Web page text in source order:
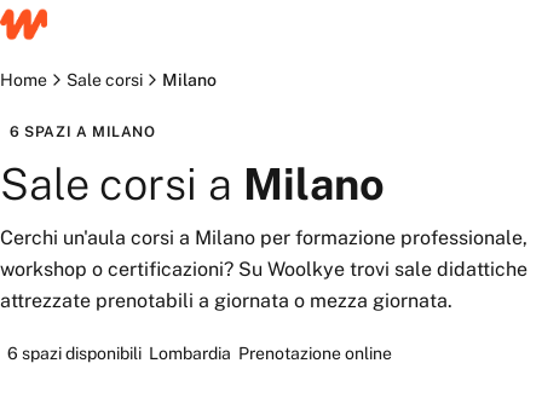
Home Sale corsi Milano
6 SPAZI A MILANO
Sale corsi a Milano
Cerchi un'aula corsi a Milano per formazione professionale,
workshop o certificazioni? Su Woolkye trovi sale didattiche
attrezzate prenotabili a giornata o mezza giornata.
6 spazi disponibili Lombardia Prenotazione online